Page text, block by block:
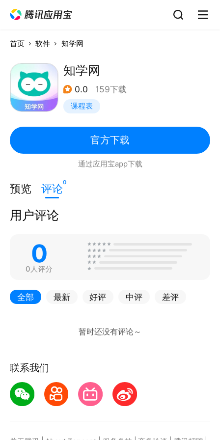
首页 软件 知学网
知学网
0.0 159下载
课程表
官方下载
通过应用宝app下载
预览 评论0
用户评论
0
0人评分
全部 最新 好评 中评 差评
联系我们